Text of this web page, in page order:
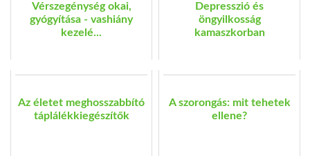
Vérszegénység okai,
gyógyítása - vashiány
kezelé...
Depresszió és
öngyilkosság
kamaszkorban
Az életet meghosszabbító
táplálékkiegészítők
A szorongás: mit tehetek
ellene?